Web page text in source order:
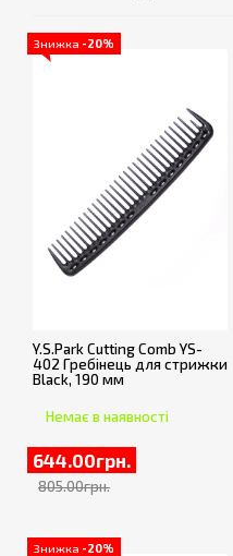
Знижка -20%
Y.S.Park Cutting Comb YS-
402 Гребінець для стрижки
Black, 190 мм
Немає в наявності
644.00грн.
805.00грн.
Знижка -20%